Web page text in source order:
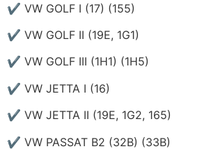
✔ VW GOLF I (17) (155)
✔ VW GOLF II (19E, 1G1)
✔ VW GOLF III (1H1) (1H5)
✔ VW JETTA I (16)
✔ VW JETTA II (19E, 1G2, 165)
✔ VW PASSAT B2 (32B) (33B)